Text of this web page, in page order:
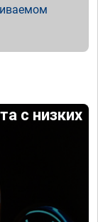
с низких